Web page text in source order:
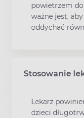
powietrzem
ważne jest,
oddychać
Stosowanie
Lekarz
dzieci